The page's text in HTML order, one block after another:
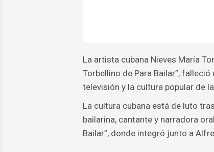
La artista cubana Nieves María
Torbellino de Para Bailar”,
televisión y la cultura popular de
La cultura cubana está de luto
bailarina, cantante y narradora
Bailar”, donde integró junto a